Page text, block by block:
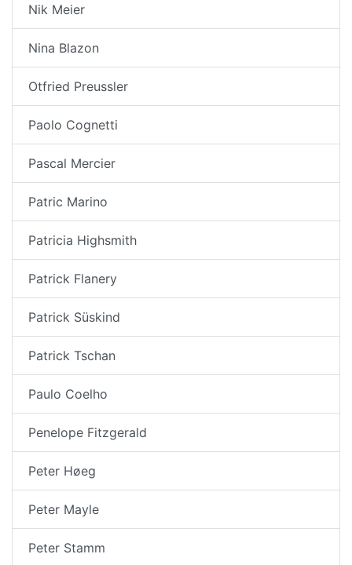
Nik Meier
Nina Blazon
Otfried Preussler
Paolo Cognetti
Pascal Mercier
Patric Marino
Patricia Highsmith
Patrick Flanery
Patrick Süskind
Patrick Tschan
Paulo Coelho
Penelope Fitzgerald
Peter Høeg
Peter Mayle
Peter Stamm